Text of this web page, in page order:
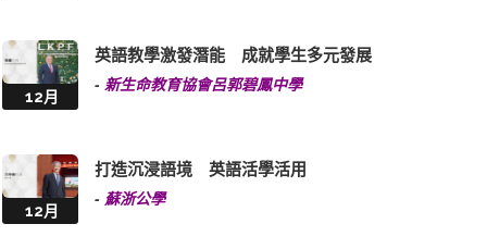
12月
英語教學激發潛能 成就學生多元發展
- 新生命教育協會呂郭碧鳳中學
12月
打造沉浸語境 英語活學活用
- 蘇浙公學